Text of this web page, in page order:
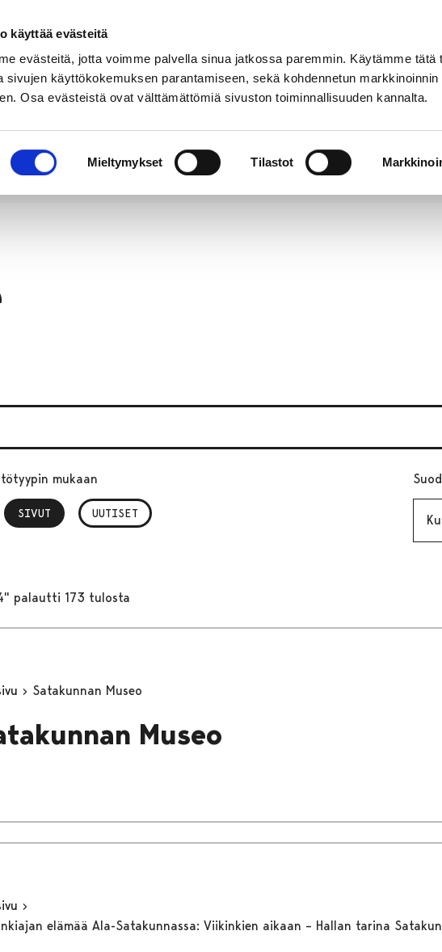
käyttää evästeitä
evästeitä, jotta voimme palvella sinua jatkossa paremmin. Käytämme tätä
sivujen käyttökokemuksen parantamiseen, sekä kohdennetun markkinoinnin
Osa evästeistä ovat välttämättömiä sivuston toiminnallisuuden kannalta.
Mieltymykset Tilastot
mukaan
SIVUT
, VALITTU UUTISET
palautti 173 tulosta
Satakunnan Museo
Museo
elämää Ala-Satakunnassa: Viikinkien aikaan – Hallan tarina